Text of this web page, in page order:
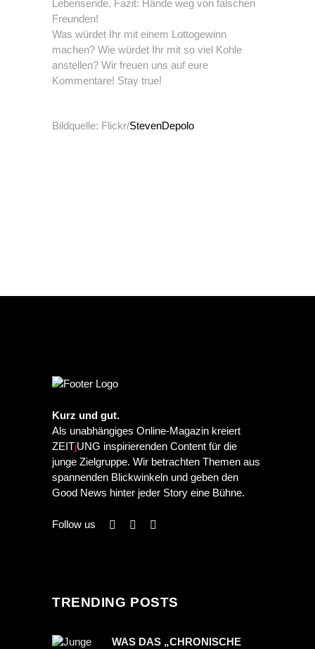
Lebensende. Fazit: Hände weg von falschen
Freunden!
Was würdet Ihr mit einem Lottogewinn
machen? Wie würdet Ihr mit so viel Kohle
anstellen? Wir freuen uns auf eure
Kommentare! Stay true!
Bildquelle: Flickr/StevenDepolo
Kurz und gut.
Als unabhängiges Online-Magazin kreiert
ZEITjUNG inspirierenden Content für die
junge Zielgruppe. Wir betrachten Themen aus
spannenden Blickwinkeln und geben den
Good News hinter jeder Story eine Bühne.
Follow us
TRENDING POSTS
WAS DAS „CHRONISCHE